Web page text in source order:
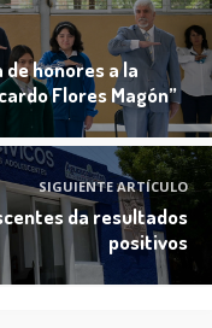
honores a la
Flores Magón”
SIGUIENTE ARTÍCULO
da resultados
positivos